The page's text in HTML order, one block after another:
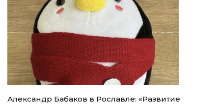
Александр Бабаков в Рославле: «Развитие